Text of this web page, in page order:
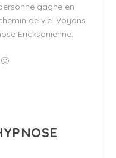
gagne en
de vie. Voyons
Ericksonienne.